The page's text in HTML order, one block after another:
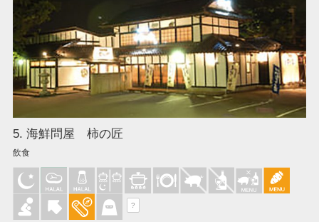
5. 海鮮問屋 柿の匠
飲食
?